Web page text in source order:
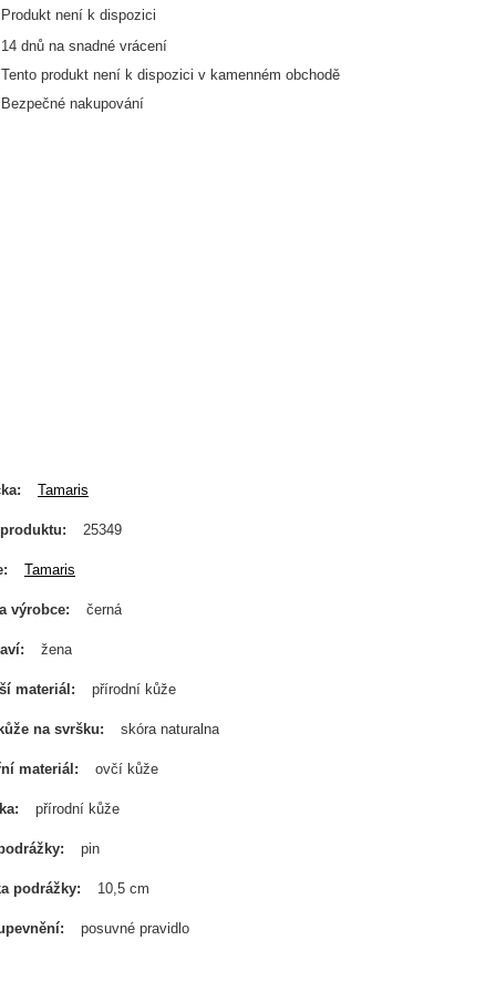
Produkt není k dispozici
14 dnů na snadné vrácení
Tento produkt není k dispozici v kamenném obchodě
Bezpečné nakupování
Tamaris
25349
Tamaris
výrobce černá
žena
materiál přírodní kůže
na svršku skóra naturalna
materiál ovčí kůže
přírodní kůže
pin
podrážky 10,5 cm
posuvné pravidlo